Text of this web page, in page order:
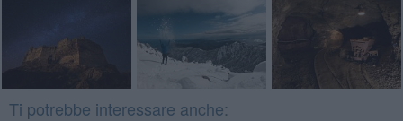
Ti potrebbe interessare anche: